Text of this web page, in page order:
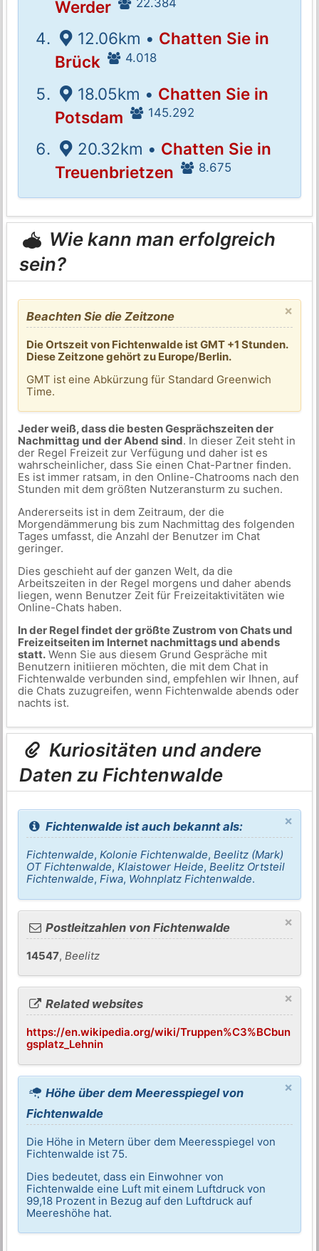
Werder
12.06km • Chatten Sie in
Brück
4.018
18.05km • Chatten Sie in
Potsdam
145.292
20.32km • Chatten Sie in
Treuenbrietzen
8.675
Wie kann man erfolgreich
sein?
×
Beachten Sie die Zeitzone
Die Ortszeit von Fichtenwalde ist GMT +1 Stunden.
Diese Zeitzone gehört zu Europe/Berlin.
GMT ist eine Abkürzung für Standard Greenwich
Time.
Jeder weiß, dass die besten Gesprächszeiten der
Nachmittag und der Abend sind. In dieser Zeit steht in
der Regel Freizeit zur Verfügung und daher ist es
wahrscheinlicher, dass Sie einen Chat-Partner finden.
Es ist immer ratsam, in den Online-Chatrooms nach den
Stunden mit dem größten Nutzeransturm zu suchen.
Andererseits ist in dem Zeitraum, der die
Morgendämmerung bis zum Nachmittag des folgenden
Tages umfasst, die Anzahl der Benutzer im Chat
geringer.
Dies geschieht auf der ganzen Welt, da die
Arbeitszeiten in der Regel morgens und daher abends
liegen, wenn Benutzer Zeit für Freizeitaktivitäten wie
Online-Chats haben.
In der Regel findet der größte Zustrom von Chats und
Freizeitseiten im Internet nachmittags und abends
statt.Wenn Sie aus diesem Grund Gespräche mit
Benutzern initiieren möchten, die mit dem Chat in
Fichtenwalde verbunden sind, empfehlen wir Ihnen, auf
die Chats zuzugreifen, wenn Fichtenwalde abends oder
nachts ist.
Kuriositäten und andere
Daten zu Fichtenwalde
×
Fichtenwalde ist auch bekannt als:
Fichtenwalde,Kolonie Fichtenwalde,Beelitz (Mark)
OT Fichtenwalde,Klaistower Heide,Beelitz Ortsteil
Fichtenwalde,Fiwa, Wohnplatz Fichtenwalde.
×
Postleitzahlen von Fichtenwalde
14547, Beelitz
×
Related websites
https://en.wikipedia.org/wiki/Truppen%C3%BCbun
gsplatz_Lehnin
×
Höhe über dem Meeresspiegel von
Fichtenwalde
Die Höhe in Metern über dem Meeresspiegel von
Fichtenwalde ist 75.
Dies bedeutet, dass ein Einwohner von
Fichtenwalde eine Luft mit einem Luftdruck von
99,18 Prozent in Bezug auf den Luftdruck auf
Meereshöhe hat.